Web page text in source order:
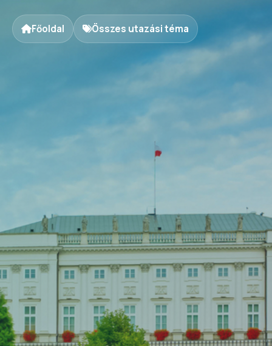
Főoldal Összes utazási téma